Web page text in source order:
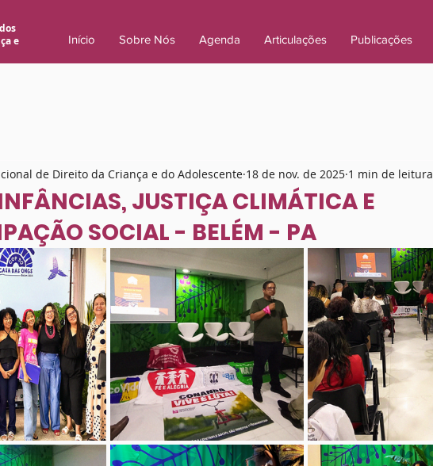
e
Início Sobre Nós Agenda Articulações Publicações
JUSTIÇA CLIMÁTICA E
SOCIAL - BELÉM - PA
de Direito da Criança e do Adolescente 18 de nov. de 2025 1 min de leitura